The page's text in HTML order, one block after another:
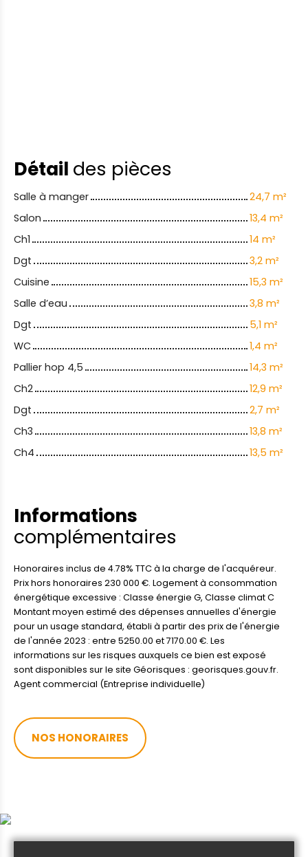
Détail des pièces
Salle à manger
24,7 m²
Salon
13,4 m²
Ch1
14 m²
Dgt
3,2 m²
Cuisine
15,3 m²
Salle d’eau
3,8 m²
Dgt
5,1 m²
WC
1,4 m²
Pallier hop 4,5
14,3 m²
Ch2
12,9 m²
Dgt
2,7 m²
Ch3
13,8 m²
Ch4
13,5 m²
Informations
complémentaires
Honoraires inclus de 4.78% TTC à la charge de l'acquéreur.
Prix hors honoraires 230 000 €. Logement à consommation
énergétique excessive : Classe énergie G, Classe climat C
Montant moyen estimé des dépenses annuelles d'énergie
pour un usage standard, établi à partir des prix de l'énergie
de l'année 2023 : entre 5250.00 et 7170.00 €. Les
informations sur les risques auxquels ce bien est exposé
sont disponibles sur le site Géorisques : georisques.gouv.fr.
Agent commercial (Entreprise individuelle)
NOS HONORAIRES